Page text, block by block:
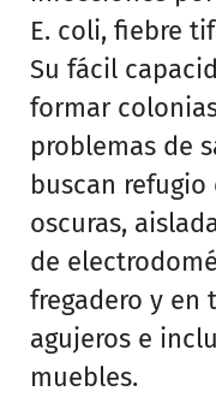
E. coli, fiebre
Su fácil
formar
problemas de
buscan refugio
oscuras,
de
fregadero y en
agujeros e
muebles.